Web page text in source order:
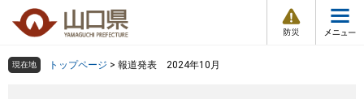
の
ー
メ
組織で探す
現在地 トップページ > 報道発表 2024年10月